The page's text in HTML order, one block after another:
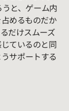
と、ゲーム内
めるものだか
だけスムーズ
ているのと同
サポートする